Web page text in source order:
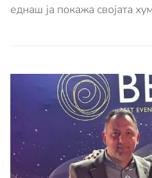
еднаш ја покажа својата